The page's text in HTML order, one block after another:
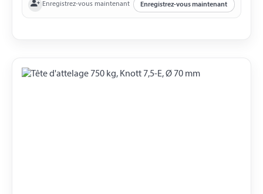
Enregistrez-vous maintenant Enregistrez-vous maintenant